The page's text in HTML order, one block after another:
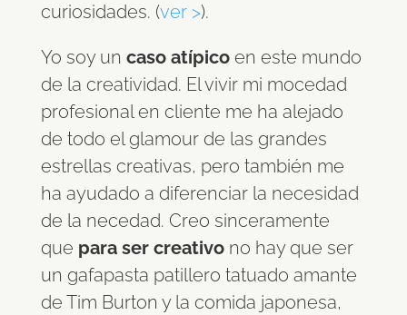
curiosidades. (ver >).
Yo soy un caso atípicoen este mundo
de la creatividad. El vivir mi mocedad
profesional en cliente me ha alejado
de todo el glamour de las grandes
estrellas creativas, pero también me
ha ayudado a diferenciar la necesidad
de la necedad. Creo sinceramente
que para ser creativono hay que ser
un gafapasta patillero tatuado amante
de Tim Burton y la comida japonesa,